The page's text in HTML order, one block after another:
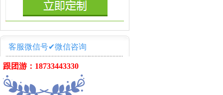
客服微信号✔微信咨询
跟团游：18733443330